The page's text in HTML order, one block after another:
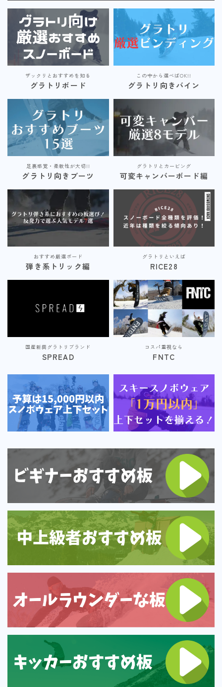
ザックリとおすすめを知る
グラトリボード
この中から選べばOK!!
グラトリ向きバイン
足裏感覚・柔軟性が大切!!
グラトリ向きブーツ
グラトリとカービング
可変キャンバーボード編
おすすめ厳選ボード
弾き系トリック編
グラトリといえば
RICE28
国産新興グラトリブランド
SPREAD
コスパ重視なら
FNTC